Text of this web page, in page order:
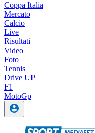
Coppa Italia
Mercato
Calcio
Live
Risultati
Video
Foto
Tennis
Drive UP
F1
MotoGp